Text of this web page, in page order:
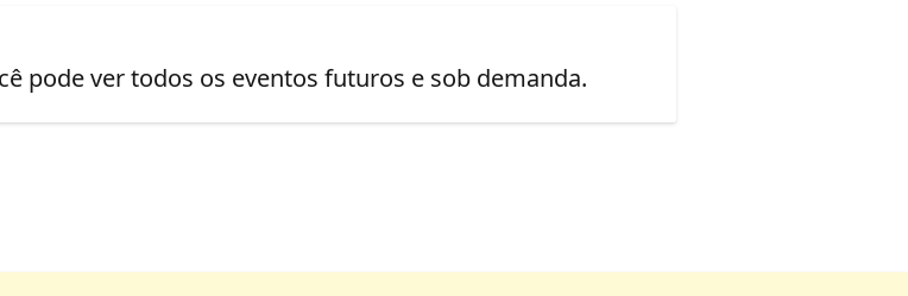
pode ver todos os eventos futuros e sob demanda.